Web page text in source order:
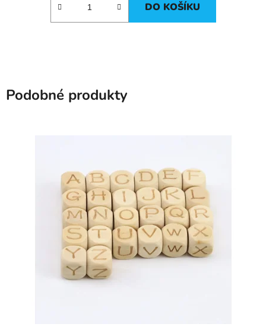
DO KOŠÍKU
Podobné produkty